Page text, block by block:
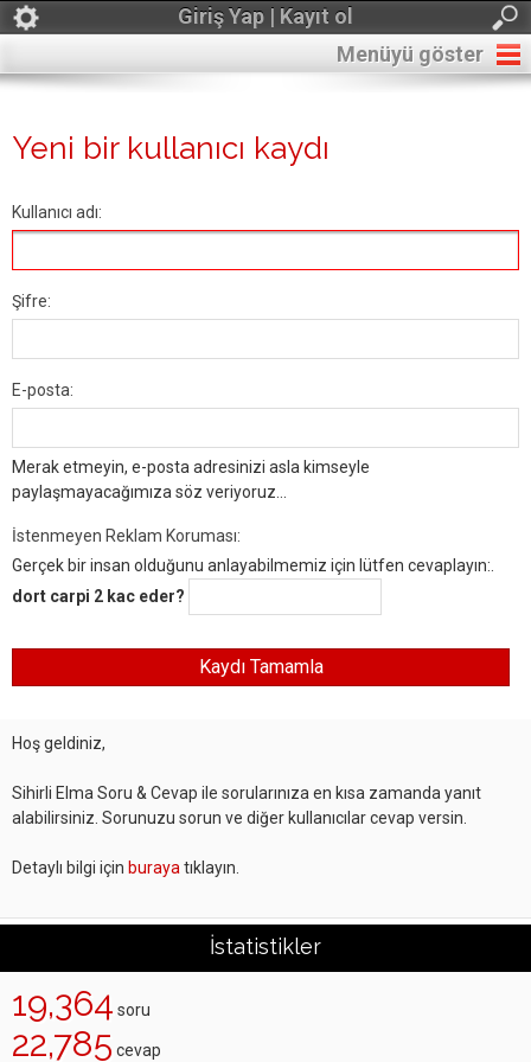
Giriş Yap | Kayıt ol
Menüyü göster
Yeni bir kullanıcı kaydı
Kullanıcı adı:
Şifre:
E-posta:
Merak etmeyin, e-posta adresinizi asla kimseyle
paylaşmayacağımıza söz veriyoruz...
İstenmeyen Reklam Koruması:
Gerçek bir insan olduğunu anlayabilmemiz için lütfen cevaplayın:.
dort carpi 2 kac eder?
Hoş geldiniz,
Sihirli Elma Soru & Cevap ile sorularınıza en kısa zamanda yanıt
alabilirsiniz. Sorunuzu sorun ve diğer kullanıcılar cevap versin.
Detaylı bilgi için buraya tıklayın.
İstatistikler
19,364 soru
22,785 cevap